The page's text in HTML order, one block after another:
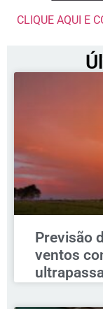
CLIQUE AQUI E
Previsão
ventos